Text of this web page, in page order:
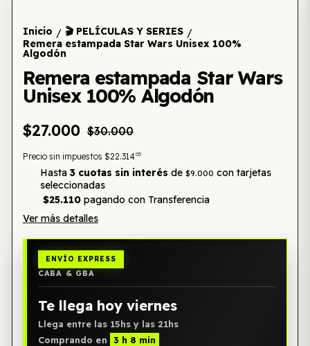
Inicio / 🎬 PELÍCULAS Y SERIES /
Remera estampada Star Wars Unisex 100%
Algodón
Remera estampada Star Wars
Unisex 100% Algodón
$27.000 $30.000
Precio sin impuestos $22.31405
Hasta 3 cuotas sin interés de $9.000 con tarjetas
seleccionadas
$25.110pagando con Transferencia
Ver más detalles
ENVÍO EXPRESS
CABA & GBA
Te llega hoy viernes
Llega entre las 15hs y las 21hs
Comprando en
3 h 8 min